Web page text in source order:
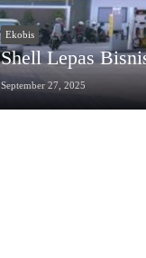
Ekobis
Shell Lepas
September 27, 2025